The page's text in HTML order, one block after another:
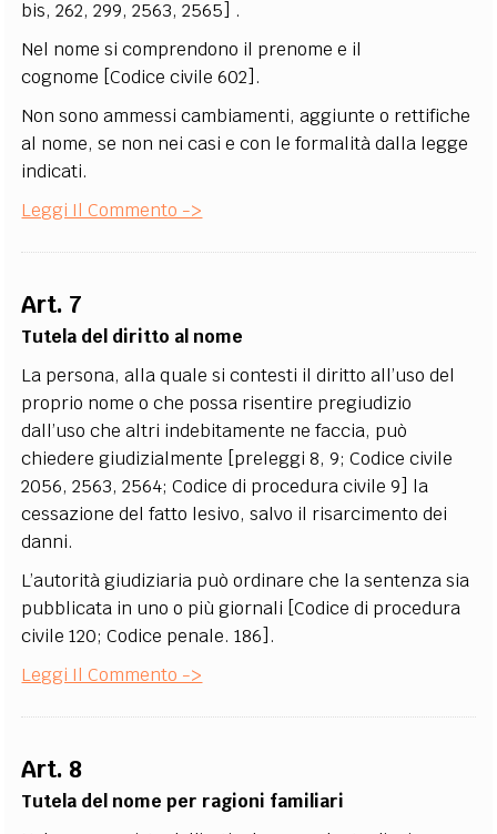
bis, 262, 299, 2563, 2565] .
Nel nome si comprendono il prenome e il
cognome [Codice civile 602].
Non sono ammessi cambiamenti, aggiunte o rettifiche
al nome, se non nei casi e con le formalità dalla legge
indicati.
Leggi Il Commento ->
Art. 7
Tutela del diritto al nome
La persona, alla quale si contesti il diritto all’uso del
proprio nome o che possa risentire pregiudizio
dall’uso che altri indebitamente ne faccia, può
chiedere giudizialmente [preleggi 8, 9; Codice civile
2056, 2563, 2564; Codice di procedura civile 9] la
cessazione del fatto lesivo, salvo il risarcimento dei
danni.
L’autorità giudiziaria può ordinare che la sentenza sia
pubblicata in uno o più giornali [Codice di procedura
civile 120; Codice penale. 186].
Leggi Il Commento ->
Art. 8
Tutela del nome per ragioni familiari